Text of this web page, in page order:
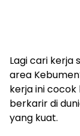
Lagi cari kerja
area
kerja ini
berkarir di
yang kuat.